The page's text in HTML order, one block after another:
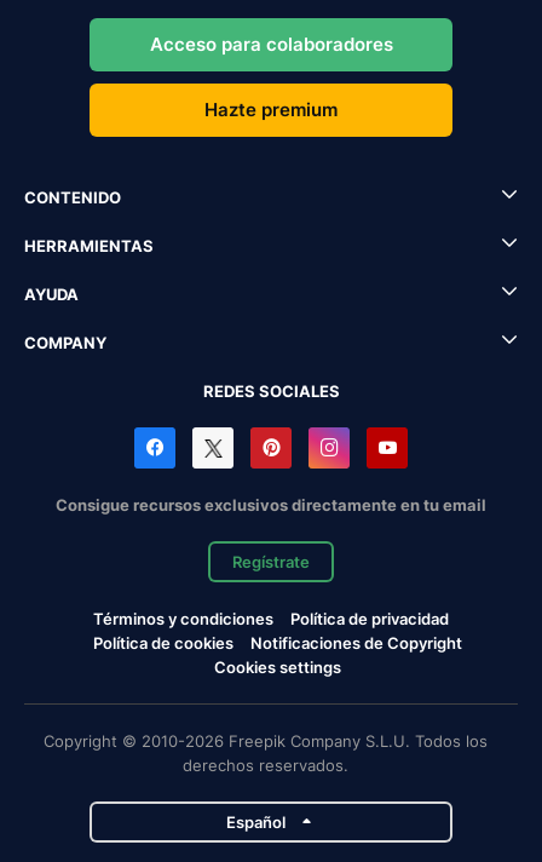
Acceso para colaboradores
Hazte premium
CONTENIDO
HERRAMIENTAS
AYUDA
COMPANY
REDES SOCIALES
Consigue recursos exclusivos directamente en tu email
Regístrate
Términos y condiciones
Política de privacidad
Política de cookies
Notificaciones de Copyright
Cookies settings
Copyright © 2010-2026 Freepik Company S.L.U. Todos los
derechos reservados.
Español